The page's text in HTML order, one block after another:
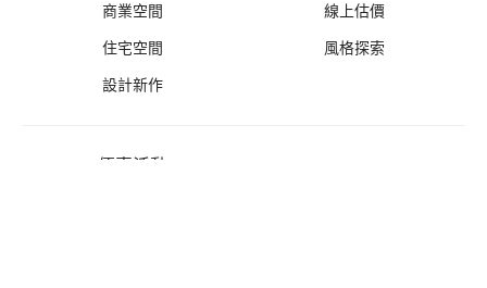
商業空間
住宅空間
設計新作
線上估價
風格探索
優惠活動